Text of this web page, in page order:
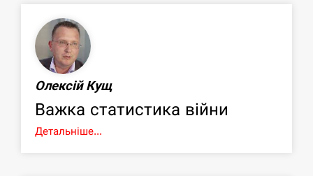
Олексій Кущ
Важка статистика війни
Детальніше...